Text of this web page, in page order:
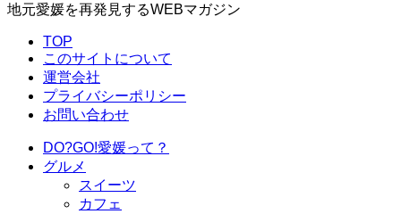
地元愛媛を再発見するWEBマガジン
TOP
このサイトについて
運営会社
プライバシーポリシー
お問い合わせ
DO?GO!愛媛って？
グルメ
スイーツ
カフェ